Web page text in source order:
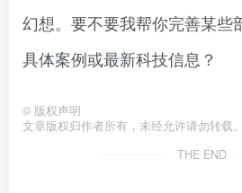
幻想。要不要我帮你完善某些
具体案例或最新科技信息？
© 版权声明
文章版权归作者所有，未经允许请勿转载。
THE END